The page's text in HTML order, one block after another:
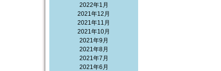
2022年1月
2021年12月
2021年11月
2021年10月
2021年9月
2021年8月
2021年7月
2021年6月